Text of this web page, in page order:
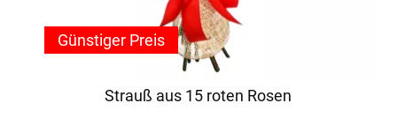
Strauß aus 15 roten Rosen
Günstiger Preis